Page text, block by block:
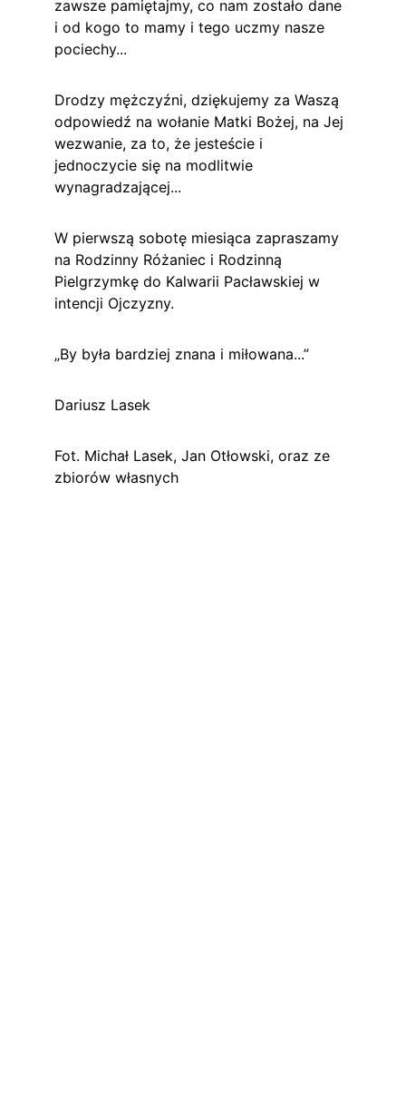
zawsze pamiętajmy, co nam zostało dane
i od kogo to mamy i tego uczmy nasze
pociechy...
Drodzy mężczyźni, dziękujemy za Waszą
odpowiedź na wołanie Matki Bożej, na Jej
wezwanie, za to, że jesteście i
jednoczycie się na modlitwie
wynagradzającej...
W pierwszą sobotę miesiąca zapraszamy
na Rodzinny Różaniec i Rodzinną
Pielgrzymkę do Kalwarii Pacławskiej w
intencji Ojczyzny.
„By była bardziej znana i miłowana...”
Dariusz Lasek
Fot. Michał Lasek, Jan Otłowski, oraz ze
zbiorów własnych